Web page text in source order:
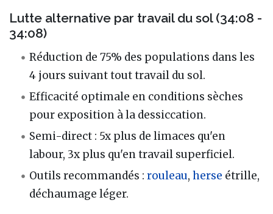
Lutte alternative par travail du sol (34:08 -
34:08)
Réduction de 75% des populations dans les
4 jours suivant tout travail du sol.
Efficacité optimale en conditions sèches
pour exposition à la dessiccation.
Semi-direct : 5x plus de limaces qu'en
labour, 3x plus qu'en travail superficiel.
Outils recommandés :rouleau,herse étrille,
déchaumage léger.